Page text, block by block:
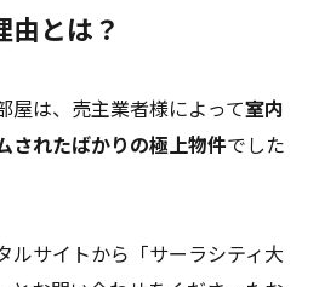
由とは？
屋は、売主業者様によって室内
されたばかりの極上物件でした
ルサイトから「サーラシティ大